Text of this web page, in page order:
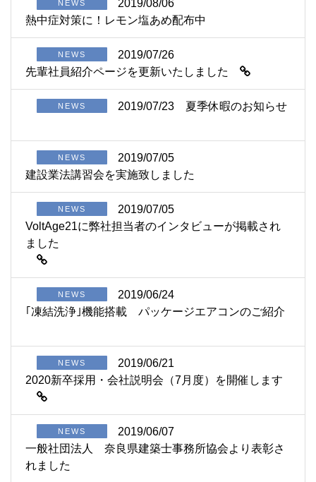
NEWS
2019/08/06
熱中症対策に！レモン塩あめ配布中
NEWS
2019/07/26
先輩社員紹介ページを更新いたしました
NEWS 2019/07/23 夏季休暇のお知らせ
NEWS
2019/07/05
建設業法講習会を実施致しました
NEWS
2019/07/05
VoltAge21に弊社担当者のインタビューが掲載され
ました
NEWS
2019/06/24
｢凍結洗浄｣機能搭載 パッケージエアコンのご紹介
NEWS
2019/06/21
2020新卒採用・会社説明会（7月度）を開催します
NEWS
2019/06/07
一般社団法人 奈良県建築士事務所協会より表彰さ
れました